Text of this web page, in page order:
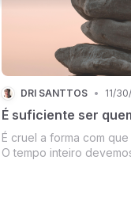
DRI SANTTOS • 11/
É suficiente ser
É cruel a forma com
O tempo inteiro